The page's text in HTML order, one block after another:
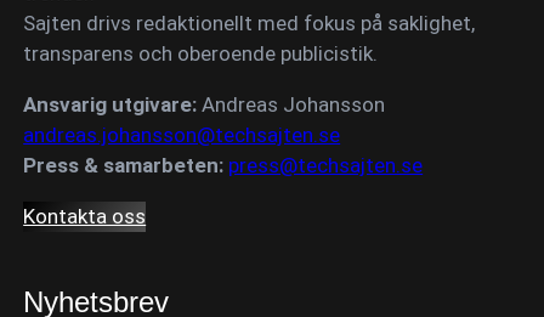
Sajten drivs redaktionellt med fokus på saklighet,
transparens och oberoende publicistik.
Ansvarig utgivare: Andreas Johansson
andreas.johansson@techsajten.se
Press & samarbeten: press@techsajten.se
Kontakta oss
Nyhetsbrev